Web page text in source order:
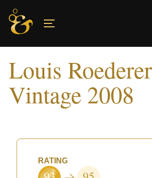
Skip
content
Louis Roederer
Vintage 2008
RATING